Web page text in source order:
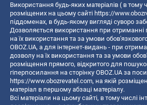
Використання будь-яких матеріалів ( в тому
розміщених на цьому сайті https://
піддоменах, в будь-якому вигляді суворо
Дозволяється використання при отриманні
на їх використання та за умови
OBOZ.UA, а для інтернет-видань - при
дозволу на їх використання та за умови
розміщення прямого, відкритого для
гіперпосилання на сторінку OBOZ.UA за
https://www.obozrevatel.com, на якій
матеріал в першому абзаці матеріалу.
Всі матеріали на цьому сайті, в тому числі